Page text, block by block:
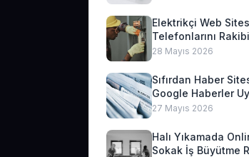
Elektrikçi Web
Telefonlarını
28 Mayıs 2026
Sıfırdan Haber
Google Haberler
Geliri
27 Mayıs 2026
Halı Yıkamada
Sokak İş Büyütme